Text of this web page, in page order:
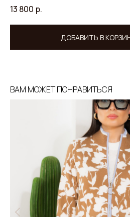
13 800 р.
ДОБАВИТЬ В
ВАМ МОЖЕТ ПОНРАВИТЬСЯ